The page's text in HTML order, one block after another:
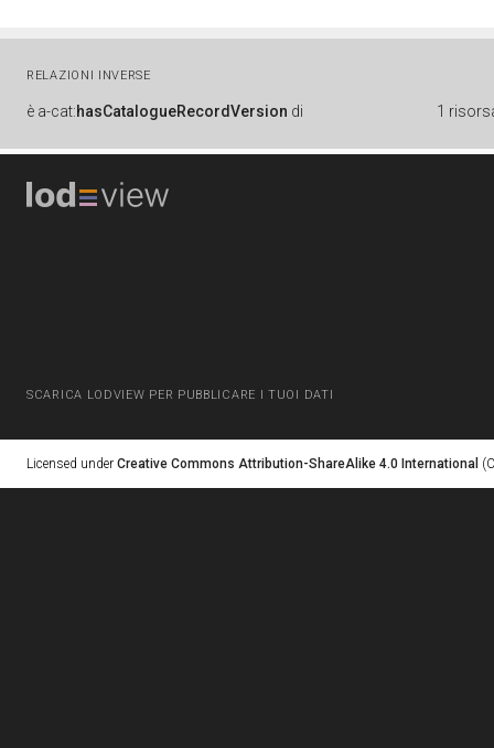
RELAZIONI INVERSE
è a-cat:hasCatalogueRecordVersion di 1
SCARICA LODVIEW PER PUBBLICARE I TUOI DATI
Licensed under Creative Commons Attribution-ShareAlike 4.0 International